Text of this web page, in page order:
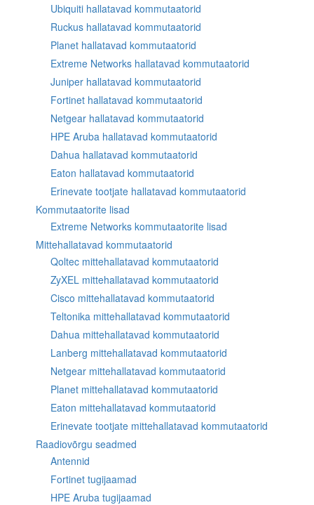
Ubiquiti hallatavad kommutaatorid
Ruckus hallatavad kommutaatorid
Planet hallatavad kommutaatorid
Extreme Networks hallatavad kommutaatorid
Juniper hallatavad kommutaatorid
Fortinet hallatavad kommutaatorid
Netgear hallatavad kommutaatorid
HPE Aruba hallatavad kommutaatorid
Dahua hallatavad kommutaatorid
Eaton hallatavad kommutaatorid
Erinevate tootjate hallatavad kommutaatorid
Kommutaatorite lisad
Extreme Networks kommutaatorite lisad
Mittehallatavad kommutaatorid
Qoltec mittehallatavad kommutaatorid
ZyXEL mittehallatavad kommutaatorid
Cisco mittehallatavad kommutaatorid
Teltonika mittehallatavad kommutaatorid
Dahua mittehallatavad kommutaatorid
Lanberg mittehallatavad kommutaatorid
Netgear mittehallatavad kommutaatorid
Planet mittehallatavad kommutaatorid
Eaton mittehallatavad kommutaatorid
Erinevate tootjate mittehallatavad kommutaatorid
Raadiovõrgu seadmed
Antennid
Fortinet tugijaamad
HPE Aruba tugijaamad